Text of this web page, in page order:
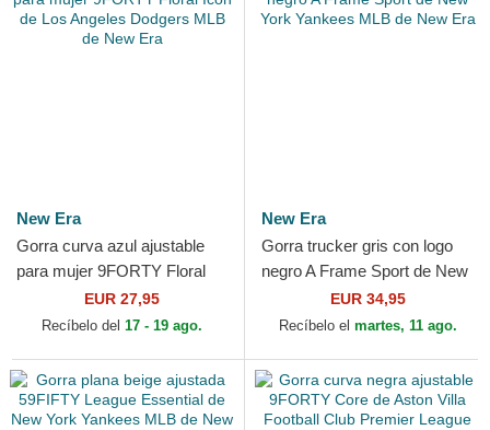
New Era
Gorra curva azul ajustable
para mujer 9FORTY Floral
Icon de Los Angeles Dodgers
MLB de New Era
EUR 27,95
Recíbelo del 17 - 19 ago.
New Era
Gorra trucker gris con logo
negro A Frame Sport de New
York Yankees MLB de New
Era
EUR 34,95
Recíbelo el martes, 11 ago.